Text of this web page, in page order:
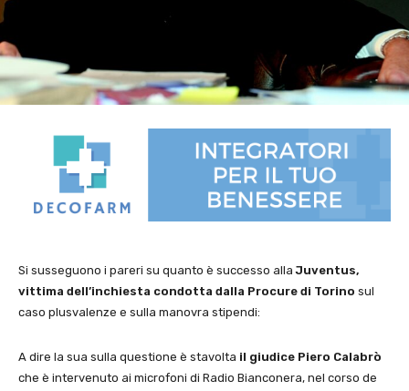
Si susseguono i pareri su quanto è successo allaJuventus,
vittima dell’inchiesta condotta dalla Procure di Torino sul
caso plusvalenze e sulla manovra stipendi:
A dire la sua sulla questione è stavolta il giudice Piero Calabrò
che è intervenuto ai microfoni di Radio Bianconera, nel corso de